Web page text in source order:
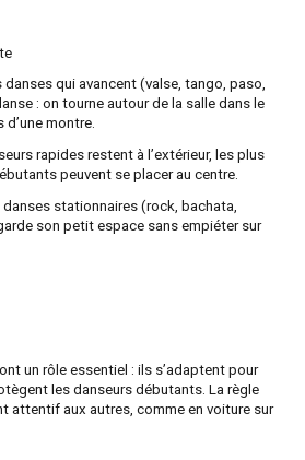
danses qui avancent (valse, tango, paso,
: on tourne autour de la salle dans le
d’une montre.
rapides restent à l’extérieur, les plus
peuvent se placer au centre.
danses stationnaires (rock, bachata,
son petit espace sans empiéter sur
un rôle essentiel : ils s’adaptent pour
les danseurs débutants. La règle
attentif aux autres, comme en voiture sur